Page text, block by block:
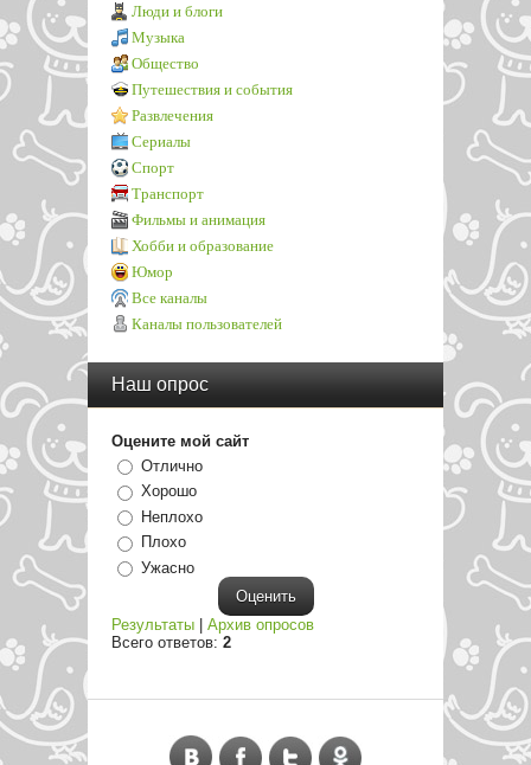
Люди и блоги
Музыка
Общество
Путешествия и события
Развлечения
Сериалы
Спорт
Транспорт
Фильмы и анимация
Хобби и образование
Юмор
Все каналы
Каналы пользователей
Наш опрос
Оцените мой сайт
Отлично
Хорошо
Неплохо
Плохо
Ужасно
Результаты
Архив опросов
Всего ответов: 2